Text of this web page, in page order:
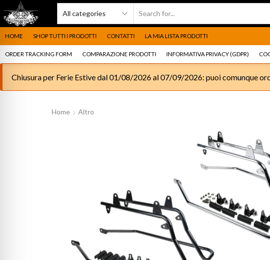
HOME SHOP TUTTI I PRODOTTI CONTATTI LA MIA LISTA PRODOTTI
ORDER TRACKING FORM COMPARAZIONE PRODOTTI INFORMATIVA PRIVACY (GDPR)
Ricambi e
Chiusura per Ferie Estive dal 01/08/2026 al 07/09/2026: puoi comunque
Home Altro